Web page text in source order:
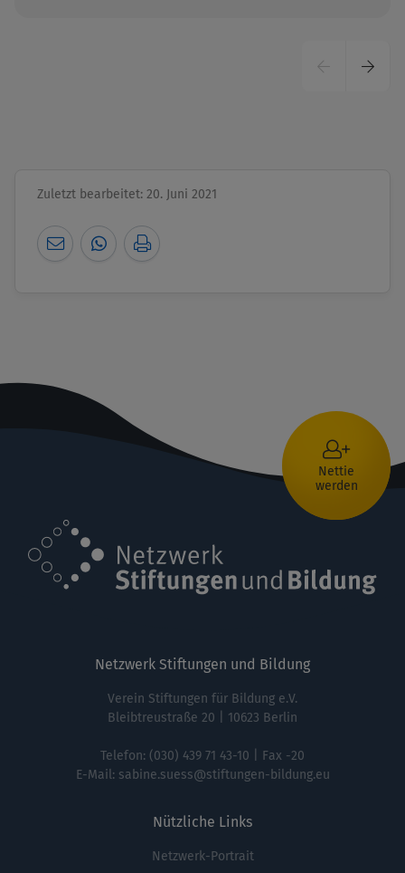
Vorherige
Zuletzt bearbeitet: 20. Juni 2021
Nettie
werden
Netzwerk Stiftungen und Bildung
Verein Stiftungen für Bildung e.V.
Bleibtreustraße 20 | 10623 Berlin
Telefon: (030) 439 71 43-10 | Fax -20
E-Mail: sabine.suess@stiftungen-bildung.eu
Nützliche Links
Netzwerk-Portrait